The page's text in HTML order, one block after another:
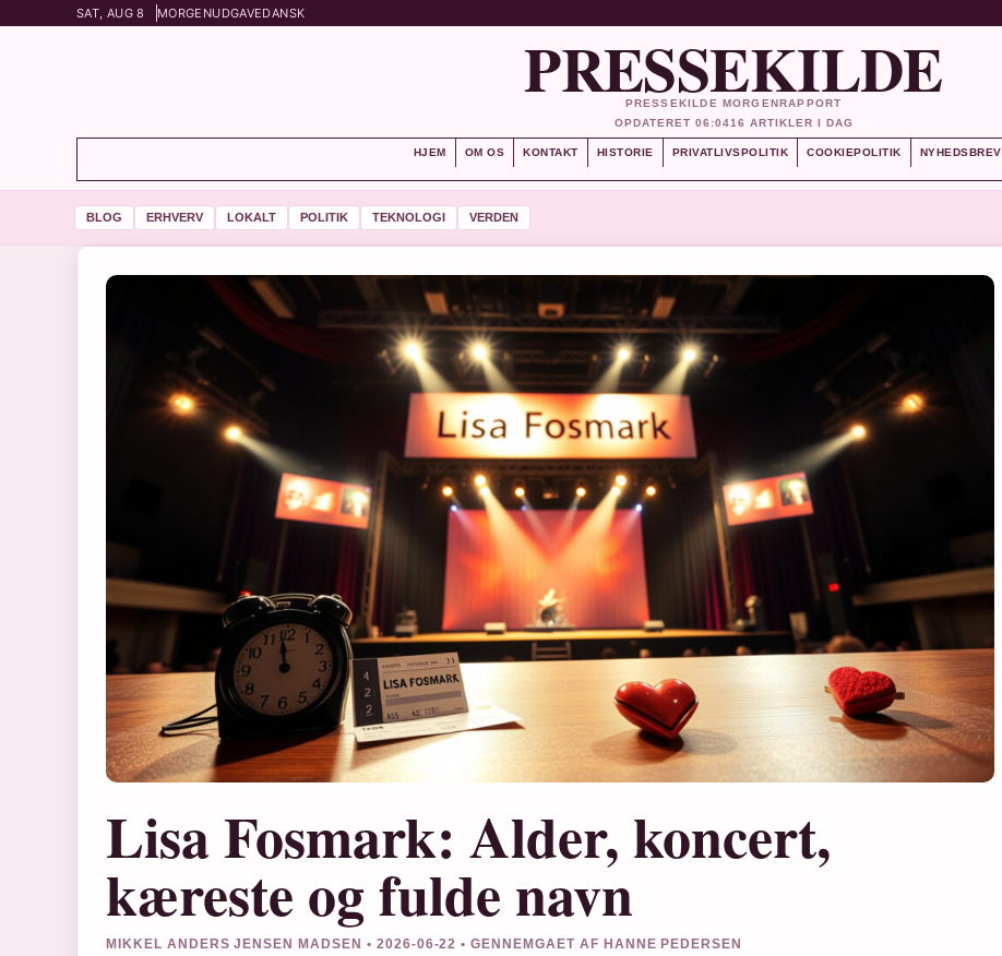
SAT, AUG 8 MORGENUDGAVEDANSK
PRESSEKILDE
PRESSEKILDE MORGENRAPPORT
OPDATERET 06:0416 ARTIKLER I DAG
HJEM OM OS KONTAKT HISTORIE PRIVATLIVSPOLITIK COOKIEPOLITIK NYHEDSBREV
BLOG ERHVERV LOKALT POLITIK TEKNOLOGI VERDEN
Lisa Fosmark: Alder, koncert,
kæreste og fulde navn
MIKKEL ANDERS JENSEN MADSEN • 2026-06-22 • GENNEMGAET AF HANNE PEDERSEN